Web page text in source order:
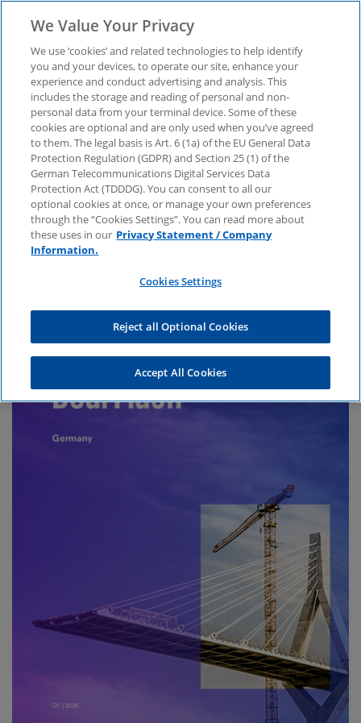
KPMG Infrastructure
Deal Flash - Q1/2026
Erfahren Sie alles über deutsche
Infrastrukturthemen, bedeutende Deals und
internationale Trends in unserem Infrastructure
Deal Flash Newsletter.
We Value Your Privacy
We use ‘cookies’ and related technologies to help identify
you and your devices, to operate our site, enhance your
experience and conduct advertising and analysis. This
includes the storage and reading of personal and non-
personal data from your terminal device. Some of these
cookies are optional and are only used when you’ve agreed
to them. The legal basis is Art. 6 (1a) of the EU General Data
Protection Regulation (GDPR) and Section 25 (1) of the
German Telecommunications Digital Services Data
Protection Act (TDDDG). You can consent to all our
optional cookies at once, or manage your own preferences
through the “Cookies Settings”. You can read more about
these uses in our Privacy Statement / Company
Information.
Cookies Settings
Reject all Optional Cookies
Accept All Cookies